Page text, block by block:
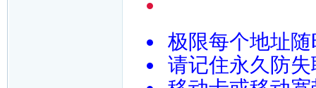
极限每个地址
请记住永久防失